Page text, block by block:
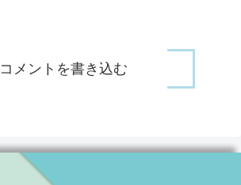
コメントを書き込む